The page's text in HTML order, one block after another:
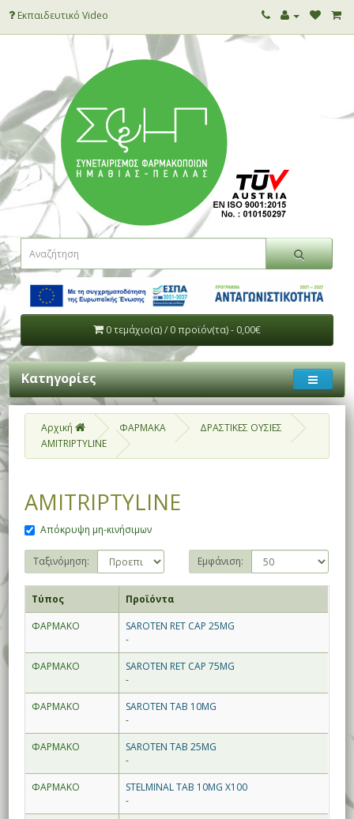
Εκπαιδευτικό Video
0 τεμάχιο(α) / 0 προϊόν(τα) - 0,00€
Κατηγορίες
Αρχική ΦΑΡΜΑΚΑ
ΔΡΑΣΤΙΚΕΣ ΟΥΣΙΕΣ
AMITRIPTYLINE
AMITRIPTYLINE
Απόκρυψη μη-κινήσιμων
Ταξινόμηση: Εμφάνιση:
Τύπος
Προϊόντα
ΦΑΡΜΑΚΟ
SAROTEN RET CAP 25MG
-
ΦΑΡΜΑΚΟ
SAROTEN RET CAP 75MG
-
ΦΑΡΜΑΚΟ
SAROTEN TAB 10MG
-
ΦΑΡΜΑΚΟ
SAROTEN TAB 25MG
-
ΦΑΡΜΑΚΟ
STELMINAL TAB 10MG X100
-